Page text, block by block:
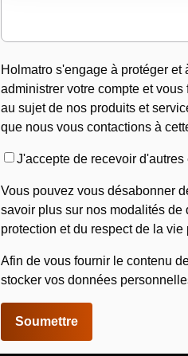
Holmatro s'engage à protéger
administrer votre compte et
au sujet de nos produits et
que nous vous contactions à
J'accepte de recevoir
Vous pouvez vous désabonner
savoir plus sur nos modalités
protection et du respect de la vie
Afin de vous fournir le contenu
stocker vos données